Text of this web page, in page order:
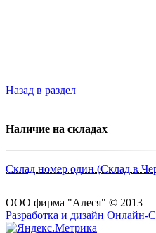
Назад в раздел
Наличие на складах
Склад номер один (Склад в
ООО фирма "Алеся" © 2013
Разработка и дизайн Онлайн-